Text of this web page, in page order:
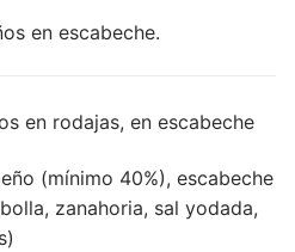
en escabeche.
en rodajas, en escabeche
(mínimo 40%), escabeche
zanahoria, sal yodada,